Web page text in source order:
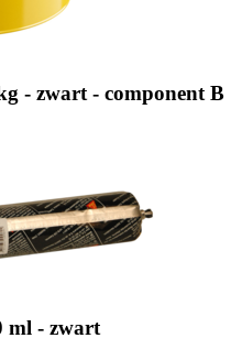
- zwart - component B
ml - zwart